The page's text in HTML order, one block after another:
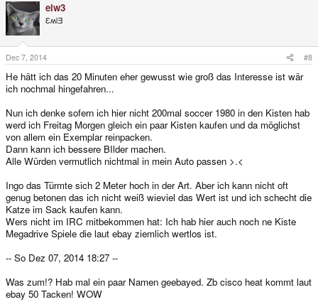
elw3
ƐʍlƎ
Dec 7, 2014 #8
He hätt ich das 20 Minuten eher gewusst wie groß das Interesse ist wär
ich nochmal hingefahren...
Nun ich denke sofern ich hier nicht 200mal soccer 1980 in den Kisten hab
werd ich Freitag Morgen gleich ein paar Kisten kaufen und da möglichst
von allem ein Exemplar reinpacken.
Dann kann ich bessere BIlder machen.
Alle Würden vermutlich nichtmal in mein Auto passen >.<
Ingo das Türmte sich 2 Meter hoch in der Art. Aber ich kann nicht oft
genug betonen das ich nicht weiß wieviel das Wert ist und ich schecht die
Katze im Sack kaufen kann.
Wers nicht im IRC mitbekommen hat: Ich hab hier auch noch ne Kiste
Megadrive Spiele die laut ebay ziemlich wertlos ist.
-- So Dez 07, 2014 18:27 --
Was zum!? Hab mal ein paar Namen geebayed. Zb cisco heat kommt laut
ebay 50 Tacken! WOW